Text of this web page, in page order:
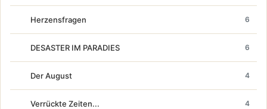
Herzensfragen 6
DESASTER IM PARADIES 6
Der August 4
Verrückte Zeiten... 4